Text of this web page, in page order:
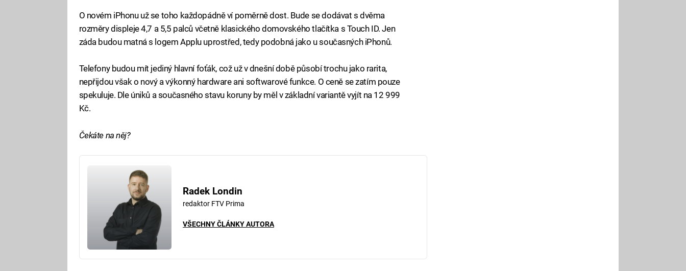
O novém iPhonu už se toho každopádně ví poměrně dost. Bude se dodávat s dvěma
rozměry displeje 4,7 a 5,5 palců včetně klasického domovského tlačítka s Touch ID. Jen
záda budou matná s logem Applu uprostřed, tedy podobná jako u současných iPhonů.
Telefony budou mít jediný hlavní foťák, což už v dnešní době působí trochu jako rarita,
nepřijdou však o nový a výkonný hardware ani softwarové funkce. O ceně se zatím pouze
spekuluje. Dle úniků a současného stavu koruny by měl v základní variantě vyjít na 12 999
Kč.
Čekáte na něj?
Radek Londin
redaktor FTV Prima
VŠECHNY ČLÁNKY AUTORA